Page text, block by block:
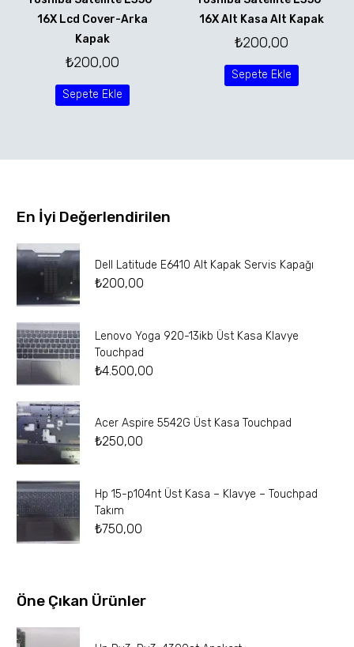
16X Lcd Cover-Arka
Kapak
₺200,00
Sepete Ekle
16X Alt Kasa Alt Kapak
₺200,00
Sepete Ekle
En İyi Değerlendirilen
Dell Latitude E6410 Alt Kapak Servis Kapağı
₺200,00
Lenovo Yoga 920-13ikb Üst Kasa Klavye
Touchpad
₺4.500,00
Acer Aspire 5542G Üst Kasa Touchpad
₺250,00
Hp 15-p104nt Üst Kasa – Klavye – Touchpad
Takım
₺750,00
Öne Çıkan Ürünler